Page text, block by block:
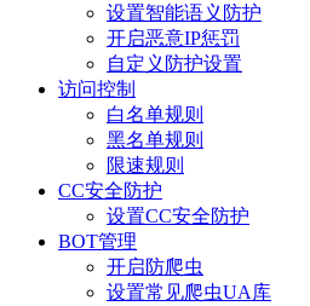
设置智能语义防护
开启恶意IP惩罚
自定义防护设置
访问控制
白名单规则
黑名单规则
限速规则
CC安全防护
设置CC安全防护
BOT管理
开启防爬虫
设置常见爬虫UA库